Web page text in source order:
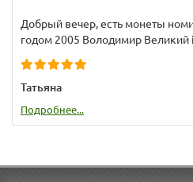
Добрый вечер, есть монеты
годом 2005 Володимир Великий
Татьяна
Подробнее...